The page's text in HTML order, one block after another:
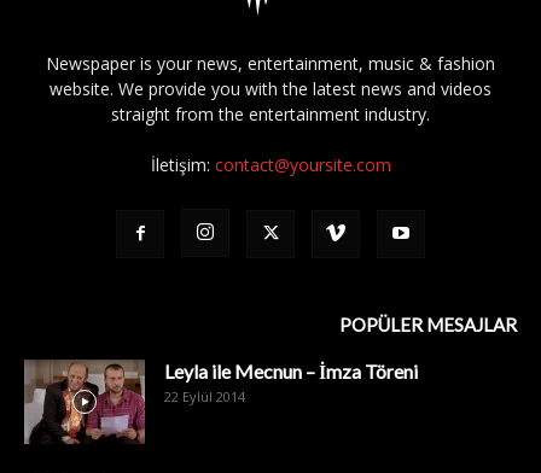
Newspaper is your news, entertainment, music & fashion
website. We provide you with the latest news and videos
straight from the entertainment industry.
İletişim: contact@yoursite.com
POPÜLER MESAJLAR
Leyla ile Mecnun – İmza Töreni
22 Eylül 2014